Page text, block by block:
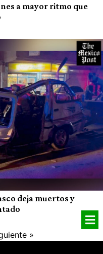
a mayor ritmo que
deja muertos y
»